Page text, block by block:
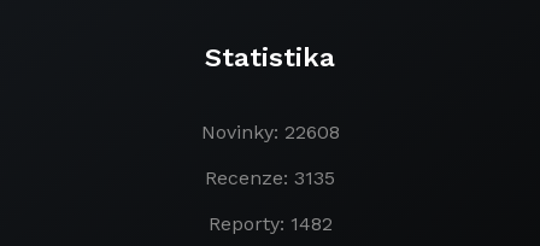
Statistika
Novinky: 22608
Recenze: 3135
Reporty: 1482